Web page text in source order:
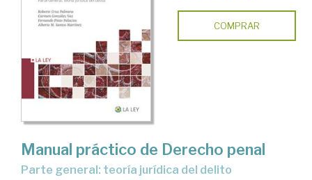
COMPRAR
Manual práctico de Derecho penal
Parte general: teoría jurídica del delito